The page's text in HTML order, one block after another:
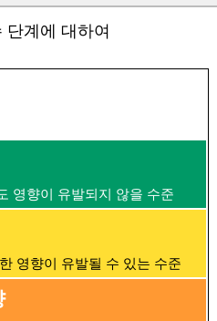
단계에 대하여
영향이 유발되지 않을 수준
영향이 유발될 수 있는 수준